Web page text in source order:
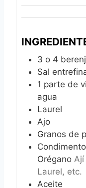
3 o 4
Sal
1 parte de
agua
Laurel
Ajo
Granos de
Orégano
Laurel, etc.
Aceite